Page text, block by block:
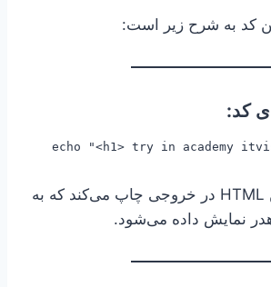
کد به شرح زیر است:
کد:
echo "<h1> try in academy
یک متن HTML در خروجی چاپ می‌کند که به
نمایش داده می‌شود.